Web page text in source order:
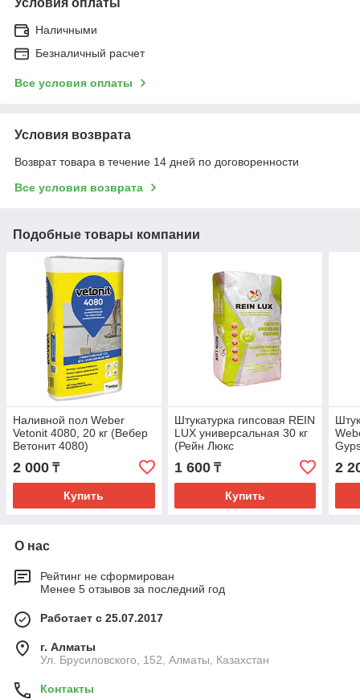
Наличными
Безналичный расчет
Все условия оплаты
Условия возврата
Возврат товара в течение 14 дней по договоренности
Все условия возврата
Подобные товары компании
Наливной пол Weber
Vetonit 4080, 20 кг (Вебер
Ветонит 4080)
2 000 ₸
Купить
Штукатурка гипсовая REIN
LUX универсальная 30 кг
(Рейн Люкс
Универсальная)
1 600₸
Купить
2
О нас
Рейтинг не сформирован
Менее 5 отзывов за последний год
Работает с 25.07.2017
г. Алматы
Ул. Брусиловского, 152, Алматы, Казахстан
Контакты